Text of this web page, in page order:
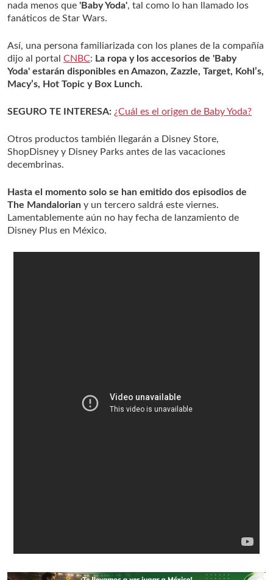
nada menos que 'Baby Yoda', tal como lo han llamado los
fanáticos de Star Wars.
Así, una persona familiarizada con los planes de la compañía
dijo al portal CNBC: La ropa y los accesorios de 'Baby
Yoda' estarán disponibles en Amazon, Zazzle, Target, Kohl’s,
Macy’s, Hot Topic y Box Lunch.
SEGURO TE INTERESA: ¿Cuál es el origen de Baby Yoda?
Otros productos también llegarán a Disney Store,
ShopDisney y Disney Parks antes de las vacaciones
decembrinas.
Hasta el momento solo se han emitido dos episodios de
The Mandalorian y un tercero saldrá este viernes.
Lamentablemente aún no hay fecha de lanzamiento de
Disney Plus en México.